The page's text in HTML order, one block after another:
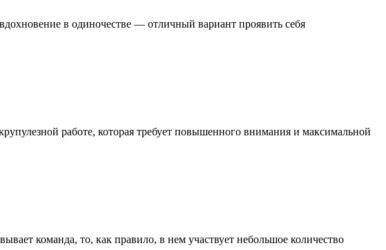
в одиночестве — отличный вариант проявить себя
работе, которая требует повышенного внимания и максимальной
команда, то, как правило, в нем участвует небольшое количество